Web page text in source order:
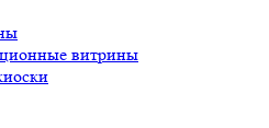
витрины